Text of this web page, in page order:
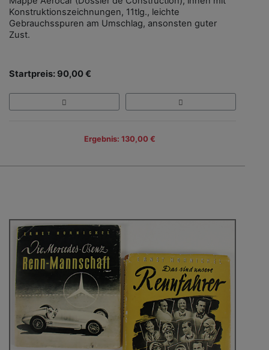
Konstruktionszeichnungen, 11tlg., leichte
Gebrauchsspuren am Umschlag, ansonsten guter
Zust.
Startpreis: 90,00 €
Ergebnis: 130,00 €